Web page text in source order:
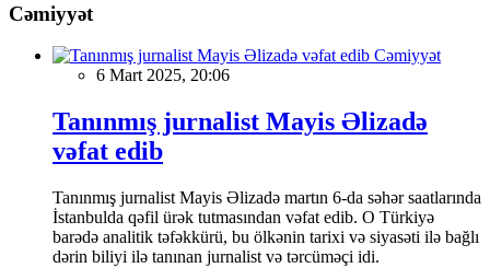
Cəmiyyət
Cəmiyyət
6 Mart 2025, 20:06
Tanınmış jurnalist Mayis Əlizadə
vəfat edib
Tanınmış jurnalist Mayis Əlizadə martın 6-da səhər saatlarında
İstanbulda qəfil ürək tutmasından vəfat edib. O Türkiyə
barədə analitik təfəkkürü, bu ölkənin tarixi və siyasəti ilə bağlı
dərin biliyi ilə tanınan jurnalist və tərcüməçi idi.